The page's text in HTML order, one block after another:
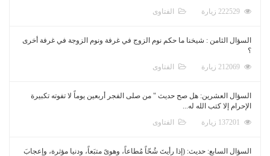
الفتاوى
السؤال الثامن : شيخنا ما حكم نوم الزوج في غرفة ونوم الزوجة في غرفة أخرى
؟
الفتاوى
السؤال العشرين: هل صح حديث " من صلى الفجر أربعين يوماً لا تفوته تكبيرة
الإحرام إلا كتب الله له...
الفتاوى
السؤال السابع: حديث: (إذا رأيتَ شُحّاً مُطاعاً، وهوىً متبَعاً، ودنيا مؤثرة، وإعجابَ